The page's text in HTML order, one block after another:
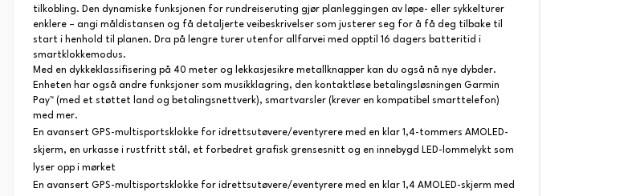
tilkobling. Den dynamiske funksjonen for rundreiseruting gjør planleggingen av løpe- eller sykkelturer
enklere – angi måldistansen og få detaljerte veibeskrivelser som justerer seg for å få deg tilbake til
start i henhold til planen. Dra på lengre turer utenfor allfarvei med opptil 16 dagers batteritid i
smartklokkemodus.
Med en dykkeklassifisering på 40 meter og lekkasjesikre metallknapper kan du også nå nye dybder.
Enheten har også andre funksjoner som musikklagring, den kontaktløse betalingsløsningen Garmin
Pay™ (med et støttet land og betalingsnettverk), smartvarsler (krever en kompatibel smarttelefon)
med mer.
En avansert GPS-multisportsklokke for idrettsutøvere/eventyrere med en klar 1,4-tommers AMOLED-
skjerm, en urkasse i rustfritt stål, et forbedret grafisk grensesnitt og en innebygd LED-lommelykt som
lyser opp i mørket
En avansert GPS-multisportsklokke for idrettsutøvere/eventyrere med en klar 1,4 AMOLED-skjerm med